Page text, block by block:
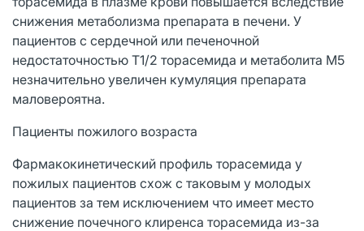
снижения метаболизма препарата в печени. У
пациентов с сердечной или печеночной
недостаточностью Т1/2 торасемида и метаболита М5
незначительно увеличен кумуляция препарата
маловероятна.
Пациенты пожилого возраста
Фармакокинетический профиль торасемида у
пожилых пациентов схож с таковым у молодых
пациентов за тем исключением что имеет место
снижение почечного клиренса торасемида из-за